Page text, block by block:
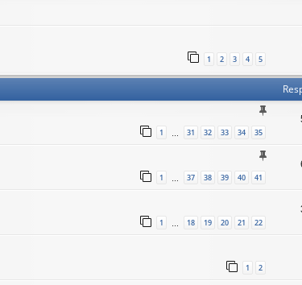
1 2 3 4 5
1 31 32 33 34 35
1 37 38 39 40 41
1 18 19 20 21 22
1 2